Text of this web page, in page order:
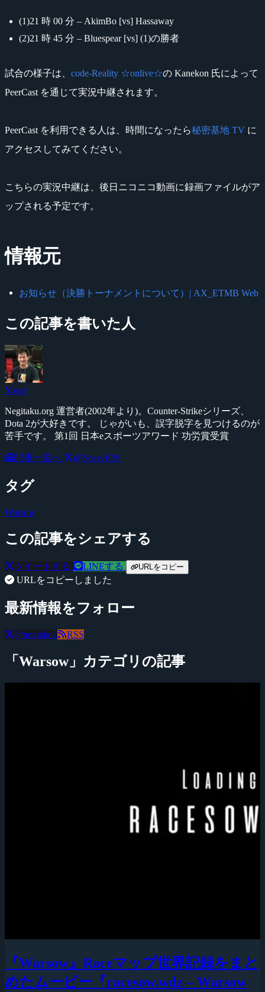
(1)21 時 00 分 – AkimBo [vs] Hassaway
(2)21 時 45 分 – Bluespear [vs] (1)の勝者
試合の様子は、 code-Reality ☆onlive☆の Kanekon 氏によって
PeerCast を通じて実況中継されます。
PeerCast を利用できる人は、時間になったら秘密基地 TV に
アクセスしてみてください。
こちらの実況中継は、後日ニコニコ動画に録画ファイルがア
ップされる予定です。
情報元
お知らせ（決勝トーナメントについて）| AX_ETMB Web
この記事を書いた人
Yossy
Negitaku.org 運営者(2002年より)。Counter-Strikeシリーズ、
Dota 2が大好きです。 じゃがいも、誤字脱字を見つけるのが
苦手です。 第1回 日本eスポーツアワード 功労賞受賞
記事一覧へ @YossyFPS
タグ
Warsow
この記事をシェアする
ツイートする LINEする URLをコピー
URLをコピーしました
最新情報をフォロー
@negitaku RSS
「Warsow」カテゴリの記事
『Warsow』Raceマップ世界記録をまと
めたムービー『racesow.wdz – Warsow